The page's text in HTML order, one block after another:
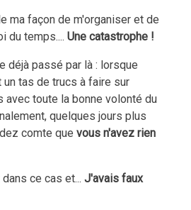
ma façon de m'organiser et de
du temps.... Une catastrophe !
déjà passé par là : lorsque
tas de trucs à faire sur
avec toute la bonne volonté du
quelques jours plus
comte que vous n'avez rien
ce cas et... J'avais faux